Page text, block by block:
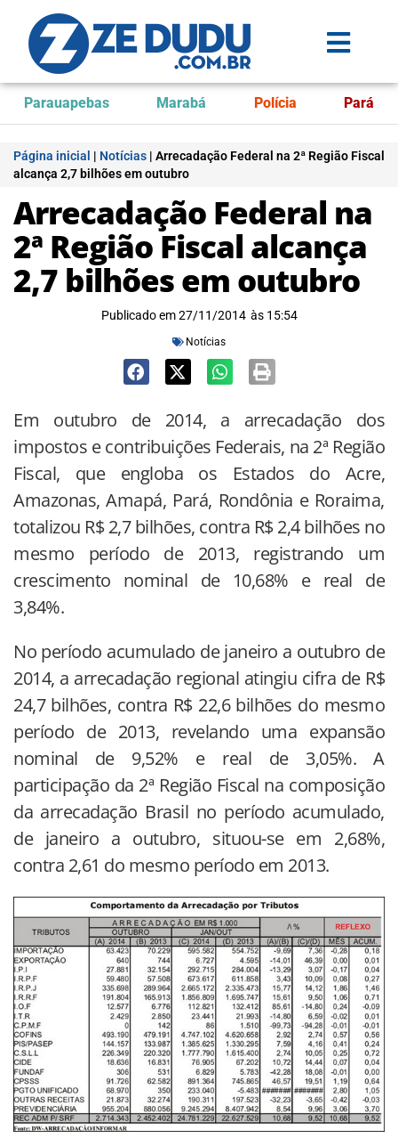
Parauapebas Marabá Polícia Pará
Página inicial | Notícias | Arrecadação Federal na 2ª Região Fiscal
alcança 2,7 bilhões em outubro
Arrecadação Federal na
2ª Região Fiscal alcança
2,7 bilhões em outubro
Publicado em 27/11/2014 às 15:54
Notícias
Em outubro de 2014, a arrecadação dos
impostos e contribuições Federais, na 2ª Região
Fiscal, que engloba os Estados do Acre,
Amazonas, Amapá, Pará, Rondônia e Roraima,
totalizou R$ 2,7 bilhões, contra R$ 2,4 bilhões no
mesmo período de 2013, registrando um
crescimento nominal de 10,68% e real de
3,84%.
No período acumulado de janeiro a outubro de
2014, a arrecadação regional atingiu cifra de R$
24,7 bilhões, contra R$ 22,6 bilhões do mesmo
período de 2013, revelando uma expansão
nominal de 9,52% e real de 3,05%. A
participação da 2ª Região Fiscal na composição
da arrecadação Brasil no período acumulado,
de janeiro a outubro, situou-se em 2,68%,
contra 2,61 do mesmo período em 2013.